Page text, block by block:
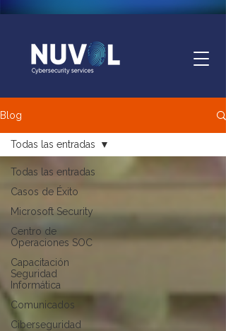
Blog
Todas las entradas
Casos de Éxito
Microsoft Security
Centro de
Operaciones SOC
Capacitación
Seguridad
Informática
Comunicados
Ciberseguridad
Todas las entradas